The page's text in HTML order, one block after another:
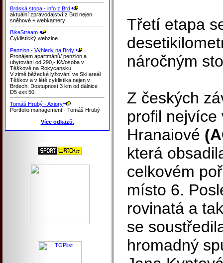
Brdská stopa - info z Brd
aktuální zpravodajství z Brd nejen
sněhové + webkamery
BikeStream
Cyklistický webzine
Penzion - Výhledy na Brdy
Pronájem apartmánů/ penzion a
ubytování od 290,- Kč/osoba v
Těškově na Rokycansku.
V zimě běžecké lyžování ve Ski areál
Těškov a v létě cyklistika nejen v
Brdech. Dostupnost 3 km od dálnice
D5 exit 50.
Tomáš Hrubý - Axiory
Portfolio management - Tomáš Hrubý
Více odkazů.
Třetí etapa
náročným
Z českých
profil nejvíce
Hranaiové
která
celkovém
místo 6.
rovinatá a
se
hromadný